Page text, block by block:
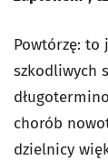
Powtórzę: to
szkodliwych
chorób
dzielnicy